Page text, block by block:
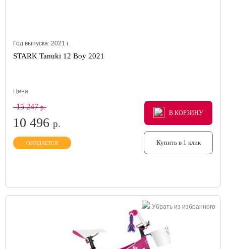
Год выпуска: 2021 г.
STARK Tanuki 12 Boy 2021
Цена
15 247р.
10 496 р.
ОЖИДАЕТСЯ
В КОРЗИНУ
В КОРЗИНУ
В КОРЗИНУ
Купить в 1 клик
Убрать из избранного